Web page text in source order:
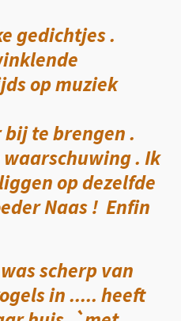
gedichtjes .
op muziek
te brengen .
. Ik
op dezelfde
Naas ! Enfin
scherp van
in ..... heeft